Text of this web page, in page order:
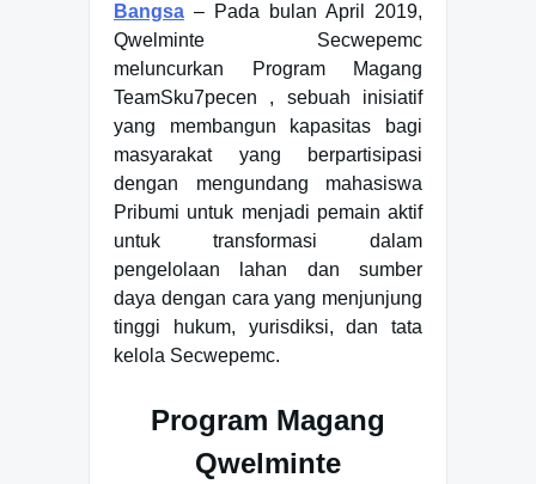
Bangsa – Pada bulan April 2019,
Qwelminte Secwepemc
meluncurkan Program Magang
TeamSku7pecen , sebuah inisiatif
yang membangun kapasitas bagi
masyarakat yang berpartisipasi
dengan mengundang mahasiswa
Pribumi untuk menjadi pemain aktif
untuk transformasi dalam
pengelolaan lahan dan sumber
daya dengan cara yang menjunjung
tinggi hukum, yurisdiksi, dan tata
kelola Secwepemc.
Program Magang
Qwelminte